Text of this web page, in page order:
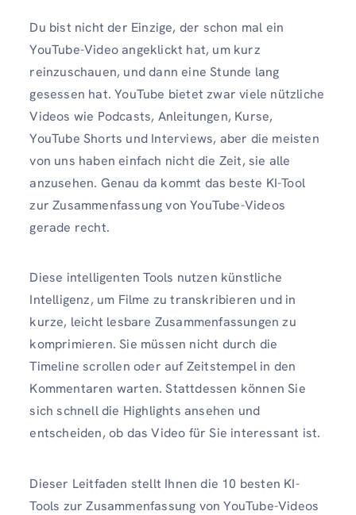
Du bist nicht der Einzige, der schon mal ein
YouTube-Video angeklickt hat, um kurz
reinzuschauen, und dann eine Stunde lang
gesessen hat. YouTube bietet zwar viele nützliche
Videos wie Podcasts, Anleitungen, Kurse,
YouTube Shorts und Interviews, aber die meisten
von uns haben einfach nicht die Zeit, sie alle
anzusehen. Genau da kommt das beste KI-Tool
zur Zusammenfassung von YouTube-Videos
gerade recht.
Diese intelligenten Tools nutzen künstliche
Intelligenz, um Filme zu transkribieren und in
kurze, leicht lesbare Zusammenfassungen zu
komprimieren. Sie müssen nicht durch die
Timeline scrollen oder auf Zeitstempel in den
Kommentaren warten. Stattdessen können Sie
sich schnell die Highlights ansehen und
entscheiden, ob das Video für Sie interessant ist.
Dieser Leitfaden stellt Ihnen die 10 besten KI-
Tools zur Zusammenfassung von YouTube-Videos